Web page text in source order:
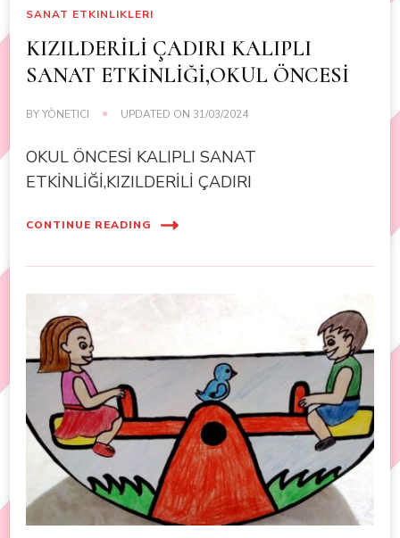
SANAT ETKINLIKLERI
KIZILDERİLİ ÇADIRI KALIPLI
SANAT ETKİNLİĞİ,OKUL ÖNCESİ
BYYÖNETICI UPDATED ON 31/03/2024
OKUL ÖNCESİ KALIPLI SANAT
ETKİNLİĞİ,KIZILDERİLİ ÇADIRI
CONTINUE READING